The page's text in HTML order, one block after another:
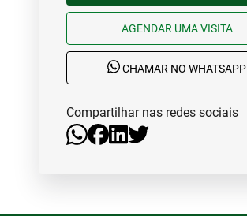
AGENDAR UMA VISITA
CHAMAR NO WHATSAPP
Compartilhar nas redes sociais